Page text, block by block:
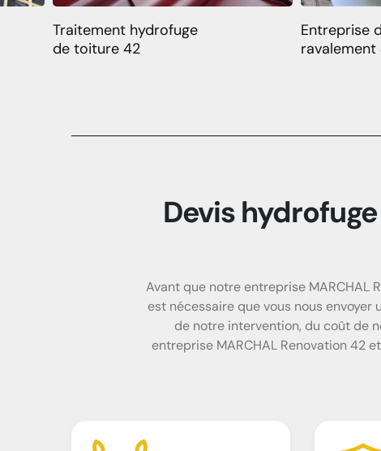
Traitement hydrofuge
de toiture 42
Entreprise
ravalement
Devis
Avant que notre entreprise
est nécessaire que vous nous
de notre intervention, du coût de
entreprise MARCHAL Renovation 42